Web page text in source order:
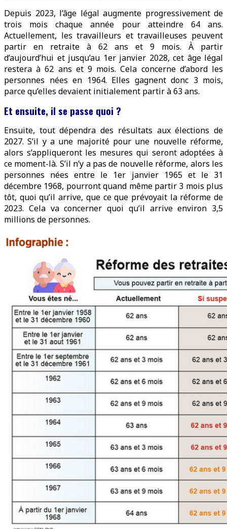
Depuis 2023, l’âge légal augmente progressivement de
trois mois chaque année pour atteindre 64 ans.
Actuellement, les travailleurs et travailleuses peuvent
partir en retraite à 62 ans et 9 mois. À partir
d’aujourd’hui et jusqu’au 1er janvier 2028, cet âge légal
restera à 62 ans et 9 mois. Cela concerne d’abord les
personnes nées en 1964. Elles gagnent donc 3 mois,
parce qu’elles devaient initialement partir à 63 ans.
Et ensuite, il se passe quoi ?
Ensuite, tout dépendra des résultats aux élections de
2027. S’il y a une majorité pour une nouvelle réforme,
alors s’appliqueront les mesures qui seront adoptées à
ce moment-là. S’il n’y a pas de nouvelle réforme, alors les
personnes nées entre le 1er janvier 1965 et le 31
décembre 1968, pourront quand même partir 3 mois plus
tôt, quoi qu’il arrive, que ce que prévoyait la réforme de
2023. Cela va concerner quoi qu’il arrive environ 3,5
millions de personnes.